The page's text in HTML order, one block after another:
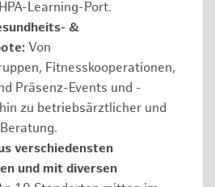
Learning-Port.
&
Von
Fitnesskooperationen,
Präsenz-Events und -
zu betriebsärztlicher und
verschiedensten
und mit diversen